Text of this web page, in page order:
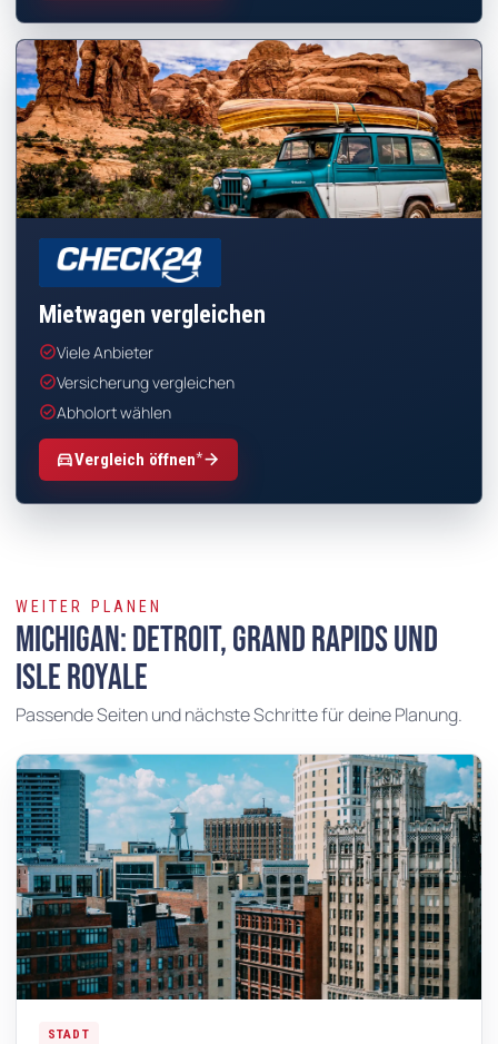
CHECK24
Mietwagen vergleichen
check_circleViele Anbieter
check_circleVersicherung vergleichen
check_circleAbholort wählen
directions_carVergleich öffnen*arrow_forward
WEITER PLANEN
Michigan: Detroit, Grand Rapids und
Isle Royale
Passende Seiten und nächste Schritte für deine Planung.
STADT